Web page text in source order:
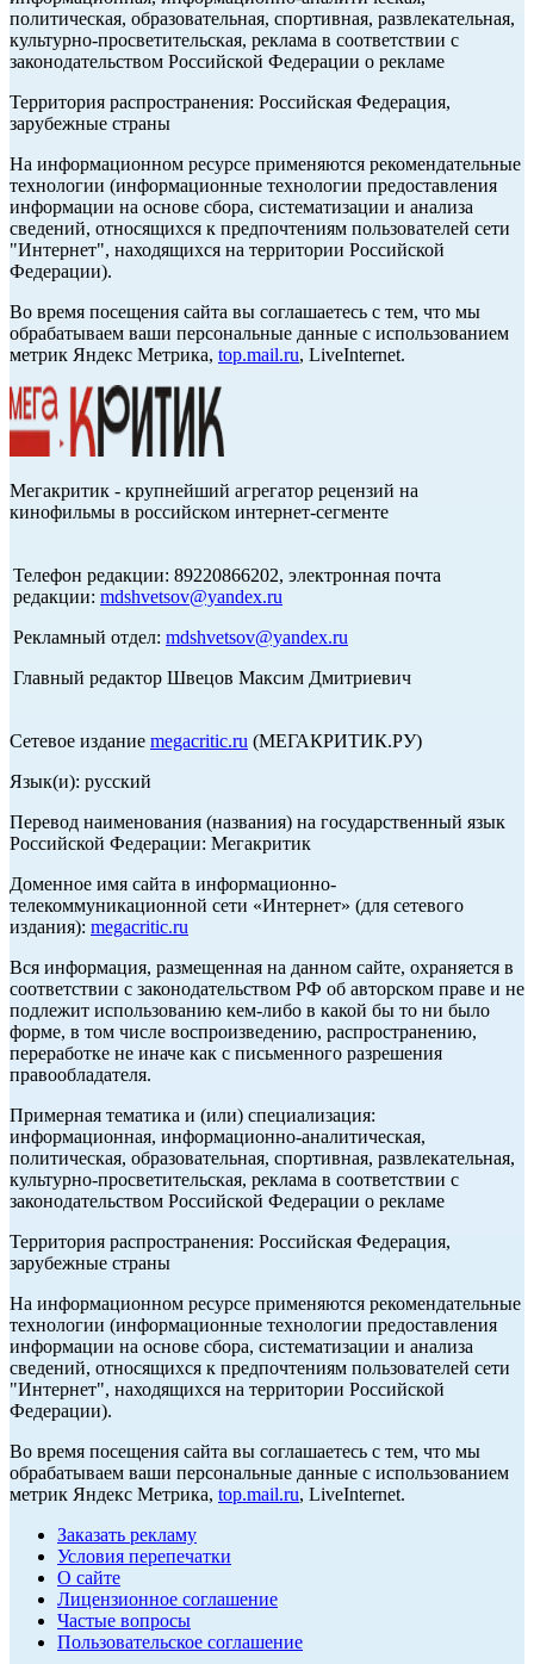
политическая, образовательная, спортивная, развлекательная,
культурно-просветительская, реклама в соответствии с
законодательством Российской Федерации о рекламе
Территория распространения: Российская Федерация,
зарубежные страны
На информационном ресурсе применяются рекомендательные
технологии (информационные технологии предоставления
информации на основе сбора, систематизации и анализа
сведений, относящихся к предпочтениям пользователей сети
"Интернет", находящихся на территории Российской
Федерации).
Во время посещения сайта вы соглашаетесь с тем, что мы
обрабатываем ваши персональные данные с использованием
метрик Яндекс Метрика, top.mail.ru, LiveInternet.
Мегакритик - крупнейший агрегатор рецензий на
кинофильмы в российском интернет-сегменте
Телефон редакции: 89220866202, электронная почта
редакции: mdshvetsov@yandex.ru
Рекламный отдел: mdshvetsov@yandex.ru
Главный редактор Швецов Максим Дмитриевич
Сетевое издание megacritic.ru (МЕГАКРИТИК.РУ)
Язык(и): русский
Перевод наименования (названия) на государственный язык
Российской Федерации: Мегакритик
Доменное имя сайта в информационно-
телекоммуникационной сети «Интернет» (для сетевого
издания): megacritic.ru
Вся информация, размещенная на данном сайте, охраняется в
соответствии с законодательством РФ об авторском праве и не
подлежит использованию кем-либо в какой бы то ни было
форме, в том числе воспроизведению, распространению,
переработке не иначе как с письменного разрешения
правообладателя.
Примерная тематика и (или) специализация:
информационная, информационно-аналитическая,
политическая, образовательная, спортивная, развлекательная,
культурно-просветительская, реклама в соответствии с
законодательством Российской Федерации о рекламе
Территория распространения: Российская Федерация,
зарубежные страны
На информационном ресурсе применяются рекомендательные
технологии (информационные технологии предоставления
информации на основе сбора, систематизации и анализа
сведений, относящихся к предпочтениям пользователей сети
"Интернет", находящихся на территории Российской
Федерации).
Во время посещения сайта вы соглашаетесь с тем, что мы
обрабатываем ваши персональные данные с использованием
метрик Яндекс Метрика, top.mail.ru, LiveInternet.
Заказать рекламу
Условия перепечатки
О сайте
Лицензионное соглашение
Частые вопросы
Пользовательское соглашение